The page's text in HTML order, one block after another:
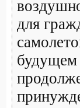
для
будущем